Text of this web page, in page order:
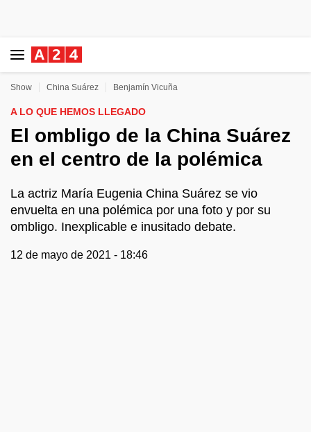
Show China Suárez Benjamín Vicuña
A LO QUE HEMOS LLEGADO
El ombligo de la China Suárez
en el centro de la polémica
La actriz María Eugenia China Suárez se vio
envuelta en una polémica por una foto y por su
ombligo. Inexplicable e inusitado debate.
12 de mayo de 2021 - 18:46